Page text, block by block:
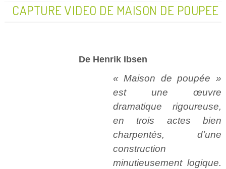
CAPTURE VIDEO DE MAISON DE POUPEE
De Henrik Ibsen
« Maison de poupée »
est une œuvre
dramatique rigoureuse,
en trois actes bien
charpentés, d’une
construction
minutieusement logique.